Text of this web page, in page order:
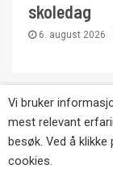
skoledag
6. august 2026
annonser er
Vi bruker
mest relevant
besøk. Ved å klikke
cookies.